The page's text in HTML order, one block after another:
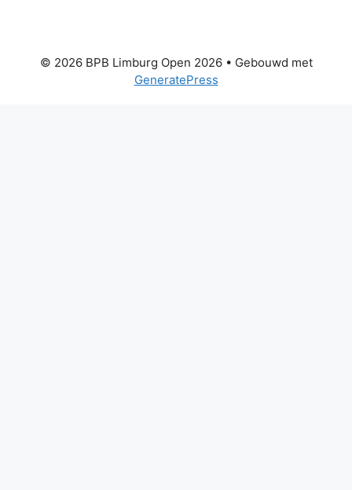
© 2026 BPB Limburg Open 2026• Gebouwd met
GeneratePress